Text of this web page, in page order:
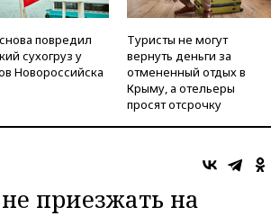
повредил
сухогруз у
Новороссийска
Туристы не могут
вернуть деньги за
отмененный отдых в
Крыму, а отельеры
просят отсрочку
приезжать на